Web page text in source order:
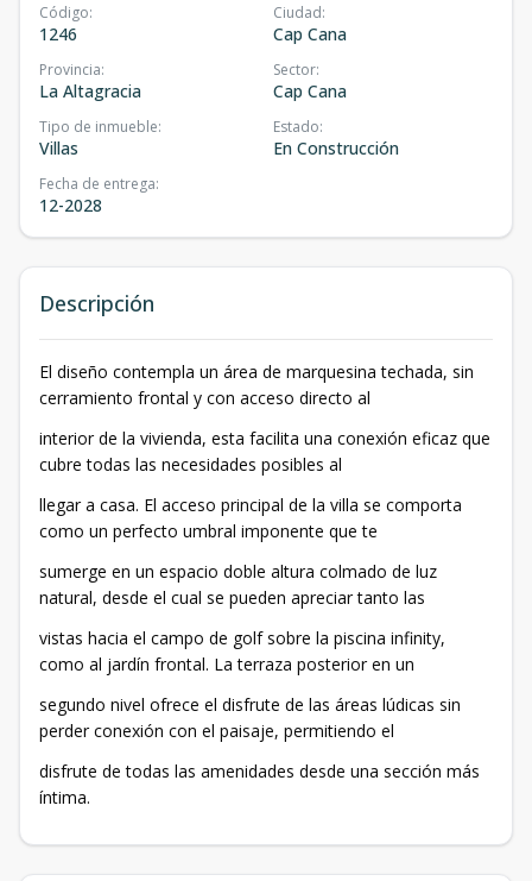
Código:
1246
Ciudad:
Cap Cana
Provincia:
La Altagracia
Sector:
Cap Cana
Tipo de inmueble:
Villas
Estado:
En Construcción
Fecha de entrega:
12-2028
Descripción
El diseño contempla un área de marquesina techada, sin
cerramiento frontal y con acceso directo al
interior de la vivienda, esta facilita una conexión eficaz que
cubre todas las necesidades posibles al
llegar a casa. El acceso principal de la villa se comporta
como un perfecto umbral imponente que te
sumerge en un espacio doble altura colmado de luz
natural, desde el cual se pueden apreciar tanto las
vistas hacia el campo de golf sobre la piscina infinity,
como al jardín frontal. La terraza posterior en un
segundo nivel ofrece el disfrute de las áreas lúdicas sin
perder conexión con el paisaje, permitiendo el
disfrute de todas las amenidades desde una sección más
íntima.